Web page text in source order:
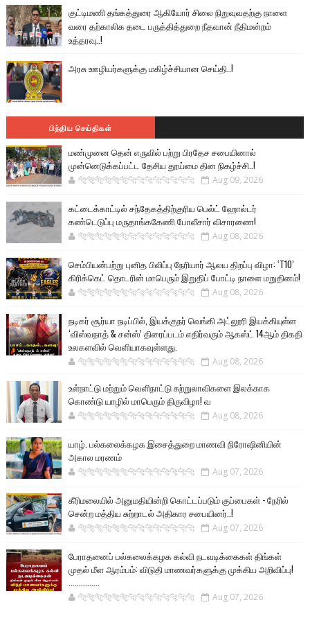
குட்டிமணி தங்கத்துரை ஆகியோர் சிலை நிறுவுவதற்கு நாளை
வரை தற்காலிக தடை பருத்தித்துறை நீதவான் நீதிமன்றம்
உத்தரவு..!
அரசு ஊழியர்களுக்கு மகிழ்ச்சியான செய்தி..!
பிந்திய செய்திகள்
மண்முனை தென் எருவில் பற்று பிரதேச சபையினால்
முன்னெடுக்கப்பட்ட தேசிய தூய்மை தின நிகழ்ச்சி..!
🐅🐅🐅🐅🐅🐅🐆🐆🐆🐆🐆🐆🐆🐆 Aug 09, 2026
கட்டைக்காட்டில் சந்தேகத்திற்குரிய பெல்ட் ஹோல்டர்
கண்டெடுப்பு மருதாங்ககேணி போலீசார் விசாரணை!
🐅🐅🐅🐅🐅🐅🐆🐆🐆🐆🐆🐆🐆🐆 Aug 08, 2026
செம்பியன்பற்று புனித பிலிப்பு நேரியார் ஆலய திறப்பு விழா: ‘T10’
கிரிக்கெட் தொடரின் மாபெரும் இறுதிப் போட்டி நாளை மறுதினம்!
🐅🐅🐅🐅🐅🐅🐆🐆🐆🐆🐆🐆🐆🐆 Aug 08, 2026
நடிகர் சூர்யா நடிப்பில், இயக்குநர் வெங்கி அட்லூரி இயக்கியுள்ள
‘விஸ்வநாத் & சன்ஸ்’ திரைப்படம் எதிர்வரும் ஆகஸ்ட் 14ஆம் திகதி
உலகளவில் வெளியாகவுள்ளது.
🐅🐅🐅🐅🐅🐅🐆🐆🐆🐆🐆🐆🐆🐆 Aug 08, 2026
உள்நாட்டு மற்றும் வெளிநாட்டு சுற்றுலாவிகளை இலக்காக
கொண்டு யாழில் மாபெரும் திருவிழா! வ
🐅🐅🐅🐅🐅🐅🐆🐆🐆🐆🐆🐆🐆🐆 Aug 08, 2026
யாழ். பல்கலைக்கழக இசைத்துறை மாணவி நிரோஷினியின்
அகால மரணம்
🐅🐅🐅🐅🐅🐅🐆🐆🐆🐆🐆🐆🐆🐆 Aug 07, 2026
கீரிமலையில் அனுமதியின்றி கொட்டப்படும் குப்பைகள் - நேரில்
சென்ற மத்திய சுற்றாடல் அதிகார சபையினர்..!
🐅🐅🐅🐅🐅🐅🐆🐆🐆🐆🐆🐆🐆🐆 Aug 07, 2026
பேராதனைப் பல்கலைக்கழக கல்வி நடவடிக்கைகள் திங்கள்
முதல் மீள ஆரம்பம்: விடுதி மாணவர்களுக்கு முக்கிய அறிவிப்பு!
...............
🐅🐅🐅🐅🐅🐅🐆🐆🐆🐆🐆🐆🐆🐆 Aug 07, 2026